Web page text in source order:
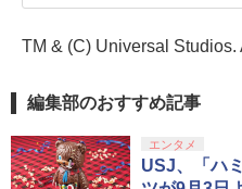
TM & (C) Universal Studios.
編集部のおすすめ記事
エンタメ
USJ、「ハ